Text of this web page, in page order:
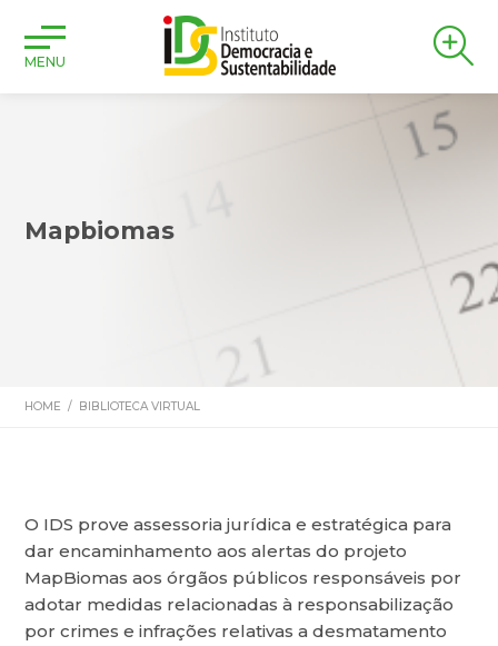
MENU
Mapbiomas
HOME / BIBLIOTECA VIRTUAL
O IDS prove assessoria jurídica e estratégica para
dar encaminhamento aos alertas do projeto
MapBiomas aos órgãos públicos responsáveis por
adotar medidas relacionadas à responsabilização
por crimes e infrações relativas a desmatamento